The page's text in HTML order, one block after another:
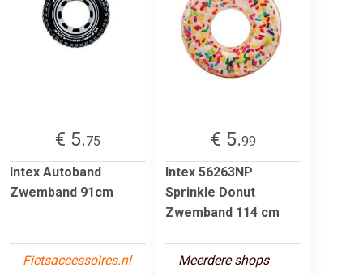
€ 5.75
Intex Autoband
Zwemband 91cm
Fietsaccessoires.nl
€ 5.99
Intex 56263NP
Sprinkle Donut
Zwemband 114 cm
Meerdere shops